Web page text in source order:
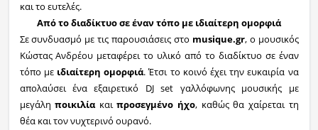
και το ευτελές.
Από το διαδίκτυο σε έναν τόπο με ιδιαίτερη ομορφιά
Σε συνδυασμό με τις παρουσιάσεις στο musique.gr, ο μουσικός
Κώστας Ανδρέου μεταφέρει το υλικό από το διαδίκτυο σε έναν
τόπο με ιδιαίτερη ομορφιά. Έτσι το κοινό έχει την ευκαιρία να
απολαύσει ένα εξαιρετικό DJset γαλλόφωνης μουσικής με
μεγάληποικιλίακαιπροσεγμένο ήχο, καθώς θα χαίρεται τη
θέα και τον νυχτερινό ουρανό.